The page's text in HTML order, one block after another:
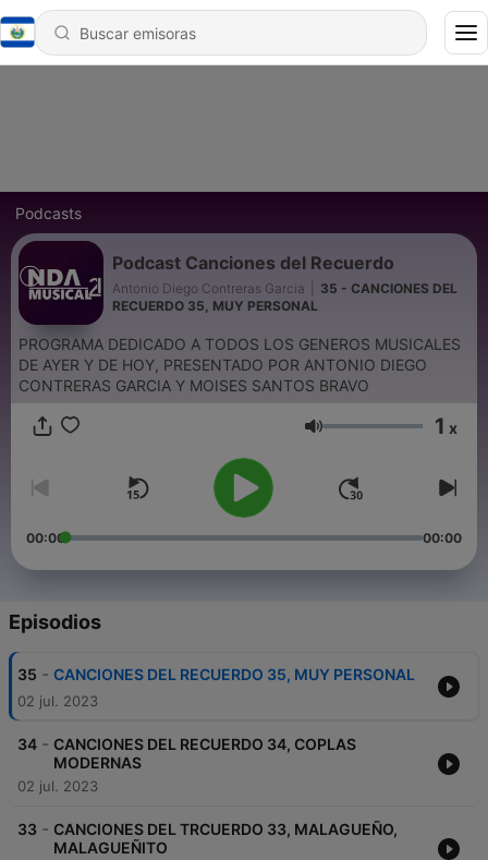
Podcasts
Podcast Canciones del Recuerdo
Antonio Diego Contreras Garcia
35 - CANCIONES DEL
RECUERDO 35, MUY PERSONAL
PROGRAMA DEDICADO A TODOS LOS GENEROS MUSICALES
DE AYER Y DE HOY, PRESENTADO POR ANTONIO DIEGO
CONTRERAS GARCIA Y MOISES SANTOS BRAVO
Volumen 1 x
00:00 00:00
Episodios
35 - CANCIONES DEL RECUERDO 35, MUY PERSONAL
02 jul. 2023
34 - CANCIONES DEL RECUERDO 34, COPLAS
MODERNAS
02 jul. 2023
33 - CANCIONES DEL TRCUERDO 33, MALAGUEÑO,
MALAGUEÑITO